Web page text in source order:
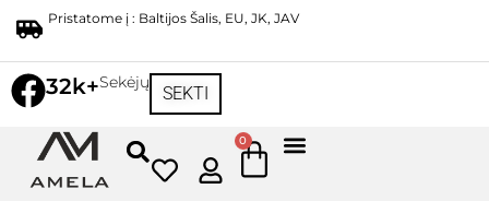
Pristatome į : Baltijos Šalis, EU, JK, JAV
32k+Sekėjų
SEKTI
0